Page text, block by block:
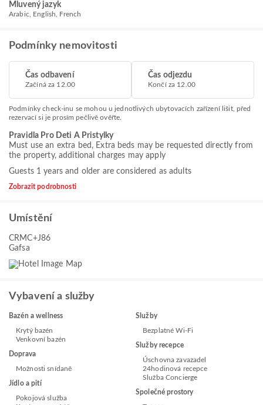
Mluvený jazyk
Arabic, English, French
Podmínky nemovitosti
Čas odbavení
Začíná za 12.00
Čas odjezdu
Končí za 12.00
Podmínky check-inu se mohou u jednotlivých ubytovacích zařízení lišit, před
rezervací si je prosím pečlivě ověřte.
Pravidla Pro Deti A Pristylky
Must use an extra bed, Extra beds may be requested directly from
the property, additional charges may apply
Guests 1 years and older are considered as adults
Zobrazit podrobnosti
Umístění
CRMC+J86
Gafsa
Vybavení a služby
Bazén a wellness
Krytý bazén
Venkovní bazén
Doprava
Možnosti snídaně
Jídlo a pití
Pokojová služba
Služby
Bezplatné Wi-Fi
Služby recepce
Úschovna zavazadel
24hodinová recepce
Služba Concierge
Společné prostory